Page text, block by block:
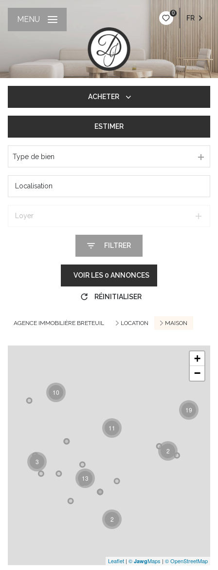
0
FR
MENU
ACHETER
ESTIMER
Type de bien
Loyer
FILTRER
VOIR LES 0 ANNONCES
RÉINITIALISER
AGENCE IMMOBILIÈRE BRETEUIL LOCATION MAISON
3
2
2
19
10
13
11
+
−
Leaflet | © JawgMaps | © OpenStreetMap